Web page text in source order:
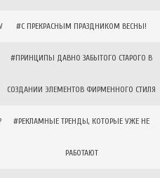
#С ПРЕКРАСНЫМ ПРАЗДНИКОМ ВЕСНЫ!
#ПРИНЦИПЫ ДАВНО ЗАБЫТОГО СТАРОГО В
СОЗДАНИИ ЭЛЕМЕНТОВ ФИРМЕННОГО СТИЛЯ
#РЕКЛАМНЫЕ ТРЕНДЫ, КОТОРЫЕ УЖЕ НЕ
РАБОТАЮТ